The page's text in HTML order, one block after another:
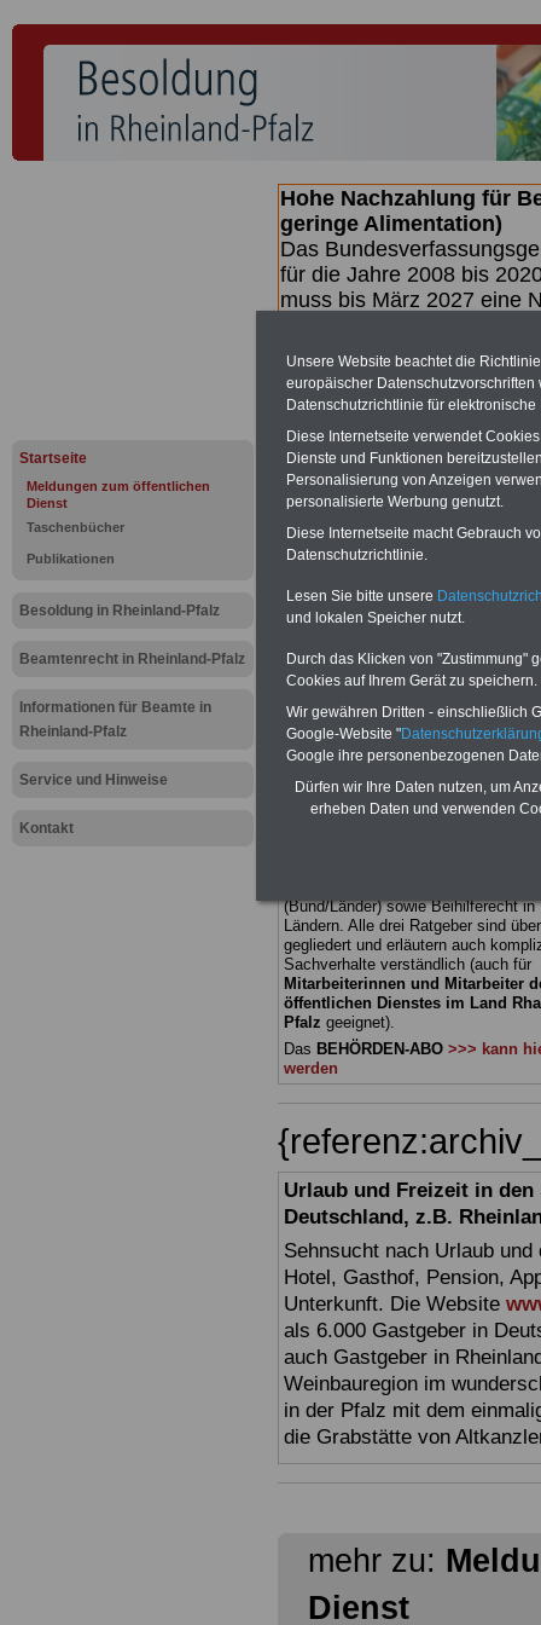
Startseite
Meldungen zum öffentlichen
Dienst
Taschenbücher
Publikationen
Besoldung in Rheinland-Pfalz
Beamtenrecht in Rheinland-Pfalz
Informationen für Beamte in
Rheinland-Pfalz
Service und Hinweise
Kontakt
Hohe Nachzahlung für
geringe Alimentation)
Das
für die Jahre 2008 bis
muss bis März 2027 eine
(Beamte &
geben (Medienberichten
mind.3.000 und 13.000
hierzu eine Broschüre
des Gesetzentwurfs der
(wahrscheinlich im
Broschüre.
Meldung
Rheinland-
Sparkurs
(Bund/Länder) sowie Beihilferecht in
Ländern. Alle drei Ratgeber sind
gegliedert und erläutern auch
Sachverhalte verständlich (auch für
Mitarbeiterinnen und Mitarbeiter
öffentlichen Dienstes im Land
Pfalz geeignet).
Das BEHÖRDEN-ABO >>> kann
werden
Urlaub und Freizeit in
Deutschland, z.B.
Sehnsucht nach Urlaub
Hotel, Gasthof, Pension,
Unterkunft. Die Website
als 6.000 Gastgeber in
auch Gastgeber in
Weinbauregion im
in der Pfalz mit dem
die Grabstätte von
mehr zu:
Dienst
Unsere Website beachtet die
europäischer
Datenschutzrichtlinie für
Diese Internetseite verwendet
Dienste und Funktionen
Personalisierung von Anzeigen
personalisierte Werbung genutzt.
Diese Internetseite macht Gebrauch
Datenschutzrichtlinie.
Lesen Sie bitte unsere
und lokalen Speicher nutzt.
Durch das Klicken von "Zustimmung"
Cookies auf Ihrem Gerät zu speichern.
Wir gewähren Dritten - einschließlich
Google-Website "
Google ihre personenbezogenen
Dürfen wir Ihre Daten nutzen, um
erheben Daten und verwenden